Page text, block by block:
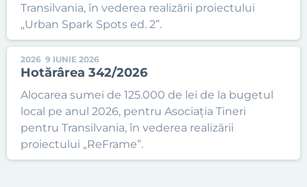
Transilvania, în vederea realizării proiectului
„Urban Spark Spots ed. 2”.
2026 9 IUNIE 2026
Hotărârea 342/2026
Alocarea sumei de 125.000 de lei de la bugetul
local pe anul 2026, pentru Asociația Tineri
pentru Transilvania, în vederea realizării
proiectului „ReFrame”.